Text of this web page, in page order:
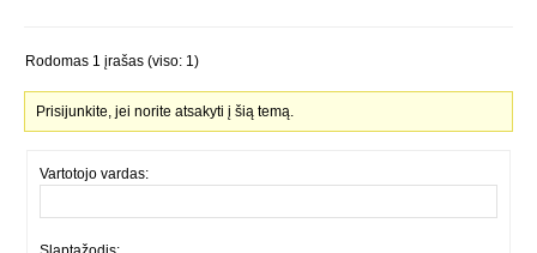
Rodomas 1 įrašas (viso: 1)
Prisijunkite, jei norite atsakyti į šią temą.
Vartotojo vardas: